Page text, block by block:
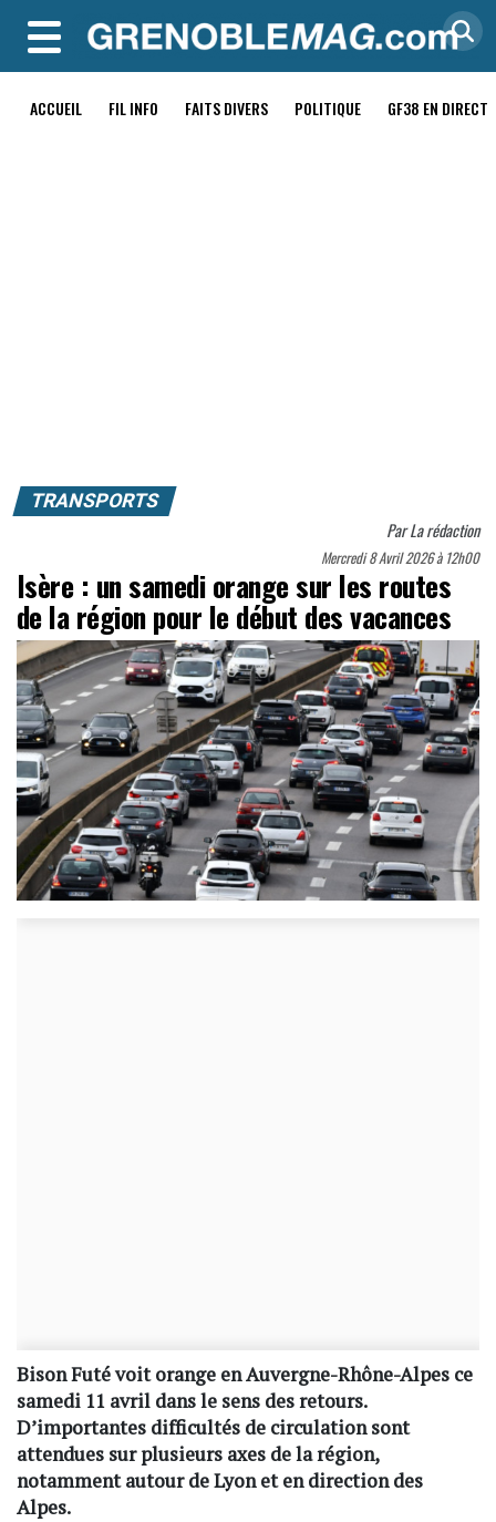
MENU
ACCUEIL FIL INFO FAITS DIVERS POLITIQUE GF38 EN DIRECT
TRANSPORTS
ParLa rédaction
Mercredi 8 Avril 2026 à 12h00
Isère : un samedi orange sur les routes
de la région pour le début des vacances
Bison Futé voit orange en Auvergne-Rhône-Alpes ce
samedi 11 avril dans le sens des retours.
D’importantes difficultés de circulation sont
attendues sur plusieurs axes de la région,
notamment autour de Lyon et en direction des
Alpes.